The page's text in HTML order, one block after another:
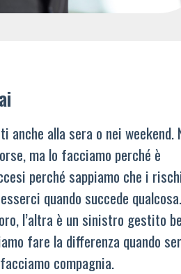
alla sera o nei weekend.
ma lo facciamo perché è
perché sappiamo che i
quando succede
l’altra è un sinistro gestito
fare la differenza quando
compagnia.